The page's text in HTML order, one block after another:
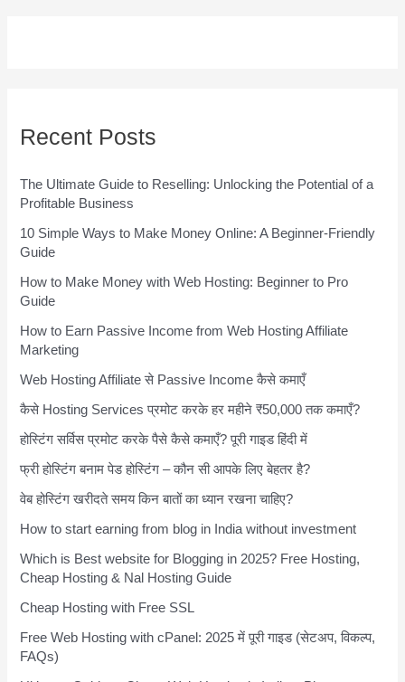
Recent Posts
The Ultimate Guide to Reselling: Unlocking the Potential of a
Profitable Business
10 Simple Ways to Make Money Online: A Beginner-Friendly
Guide
How to Make Money with Web Hosting: Beginner to Pro
Guide
How to Earn Passive Income from Web Hosting Affiliate
Marketing
Web Hosting Affiliate से Passive Income कैसे कमाएँ
कैसे Hosting Services प्रमोट करके हर महीने ₹50,000 तक कमाएँ?
होस्टिंग सर्विस प्रमोट करके पैसे कैसे कमाएँ? पूरी गाइड हिंदी में
फ्री होस्टिंग बनाम पेड होस्टिंग – कौन सी आपके लिए बेहतर है?
वेब होस्टिंग खरीदते समय किन बातों का ध्यान रखना चाहिए?
How to start earning from blog in India without investment
Which is Best website for Blogging in 2025? Free Hosting,
Cheap Hosting & Nal Hosting Guide
Cheap Hosting with Free SSL
Free Web Hosting with cPanel: 2025 में पूरी गाइड (सेटअप, विकल्प,
FAQs)